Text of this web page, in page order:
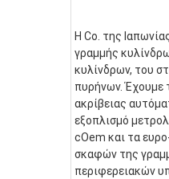
Η Co. της
γραμμής
κυλίνδρων, του
πυρήνων. Έχουμε
ακρίβειας
εξοπλισμό
cOem και τα
σκαφών της
περιφερειακών